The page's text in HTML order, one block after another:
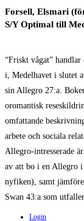
Forsell, Elsmari
S/Y Optimal till
“Friskt vågat” handlar
i, Medelhavet i slutet
sin Allegro 27:a.
oromantisk
omfattande
arbete och sociala
Allegro-intresserade
av att bo i en Allegro
nyfiken), samt
Swan 43:a som
Login